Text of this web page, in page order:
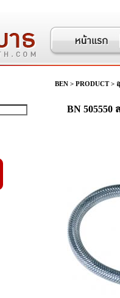
BEN > PRODUCT>
BN 505550